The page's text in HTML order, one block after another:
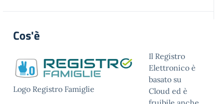
Cos'è
Logo Registro Famiglie
Il Registro
Elettronico è
basato su
Cloud ed è